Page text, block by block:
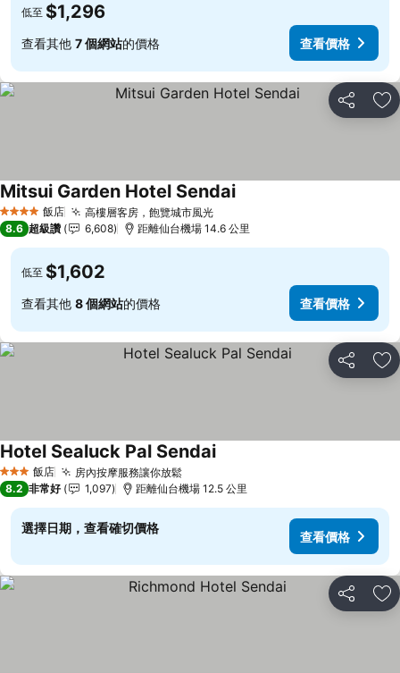
低至 $1,296
查看其他 7 個網站的價格 查看價格
分享 加
4 星級 飯店 高樓層客房，飽覽城市風光查看價格
Mitsui Garden Hotel Sendai查看價格
8.6 超級讚 6,608 距離仙台機場 14.6 公里
低至 $1,602
查看其他 8 個網站的價格 查看價格
分享 加
3 星級 飯店 房內按摩服務讓你放鬆查看價格
Hotel Sealuck Pal Sendai查看價格
8.2 非常好 1,097 距離仙台機場 12.5 公里
選擇日期，查看確切價格
查看價格
分享 加